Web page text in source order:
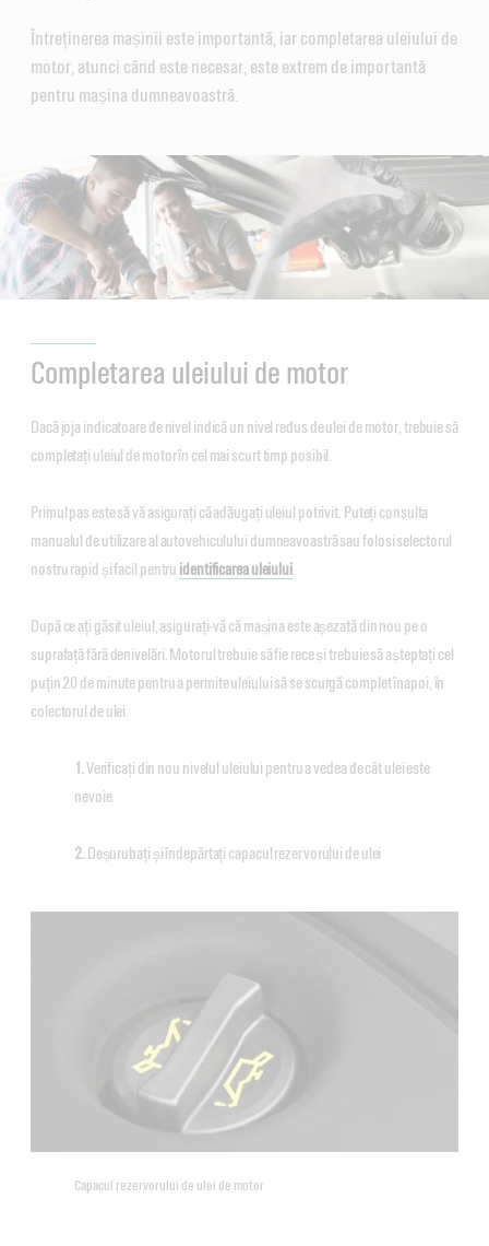
Întreținerea mașinii este importantă, iar completarea uleiului de
motor, atunci când este necesar, este extrem de importantă
pentru mașina dumneavoastră.
Completarea uleiului de motor
Dacă joja indicatoare de nivel indică un nivel redus de ulei de motor, trebuie să
completați uleiul de motor în cel mai scurt timp posibil.
Primul pas este să vă asigurați că adăugați uleiul potrivit. Puteți consulta
manualul de utilizare al autovehiculului dumneavoastră sau folosi selectorul
nostru rapid și facil pentru identificarea uleiului.
După ce ați găsit uleiul, asigurați-vă că mașina este așezată din nou pe o
suprafață fără denivelări. Motorul trebuie să fie rece și trebuie să așteptați cel
puțin 20 de minute pentru a permite uleiului să se scurgă complet înapoi, în
colectorul de ulei.
1.Verificați din nou nivelul uleiului pentru a vedea de cât ulei este
nevoie.
2. Deșurubați și îndepărtați capacul rezervorului de ulei
Capacul rezervorului de ulei de motor